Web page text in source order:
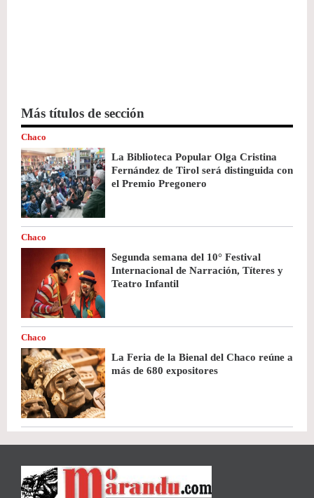
Más títulos de sección
Chaco
La Biblioteca Popular Olga Cristina
Fernández de Tirol será distinguida con
el Premio Pregonero
Chaco
Segunda semana del 10° Festival
Internacional de Narración, Títeres y
Teatro Infantil
Chaco
La Feria de la Bienal del Chaco reúne a
más de 680 expositores